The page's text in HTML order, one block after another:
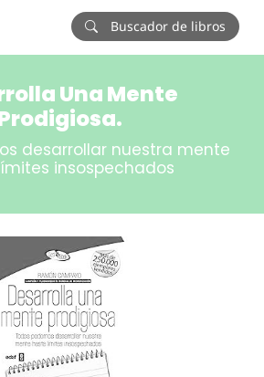
Buscador de libros
Una Mente
desarrollar nuestra mente
insospechados